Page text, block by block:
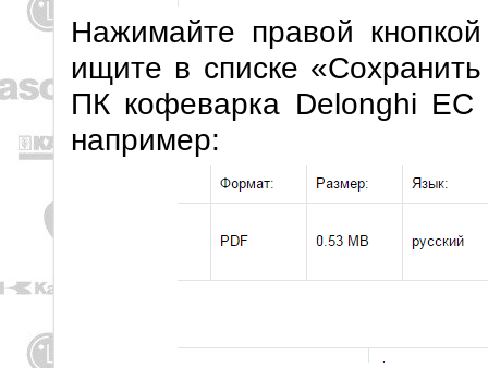
Нажимайте правой
ищите в списке
ПК кофеварка Delonghi EC
например: